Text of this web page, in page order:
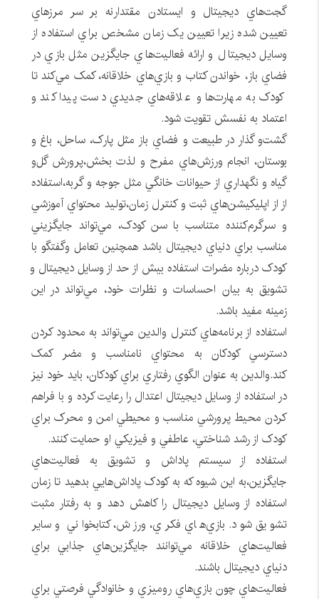
گجت‌هاي ديجيتال و ايستادن مقتدارنه بر سر مرزهاي
تعيين شده زيرا تعيين يک زمان مشخص براي استفاده از
وسايل ديجيتال و ارائه فعاليت‌هاي جايگزين مثل بازي در
فضاي باز، خواندن کتاب و بازي‌هاي خلاقانه، کمک مي‌کند تا
کودک به مهارت‌ها و علاقه‌هاي جديدي دست پيدا کند و
اعتماد به نفسش تقويت شود.
گشت‌و گذار در طبيعت و فضاي باز مثل پارک، ساحل، باغ و
بوستان، انجام ورزش‌هاي مفرح و لذت بخش،پرورش گل‌و
گياه و نگهداري از حيوانات خانگي مثل جوجه و گربه،استفاده
از از اپليکيشن‌هاي ثبت و کنترل زمان،توليد محتواي آموزشي
و سرگرم‌کننده متناسب با سن کودک، مي‌تواند جايگزيني
مناسب براي دنياي ديجيتال باشد همچنین تعامل وگفتگو با
کودک درباره مضرات استفاده بيش از حد از وسايل ديجيتال و
تشويق به بيان احساسات و نظرات خود، مي‌تواند در اين
زمينه مفيد باشد.
استفاده از برنامه‌هاي کنترل والدين مي‌تواند به محدود کردن
دسترسي کودکان به محتواي نامناسب و مضر کمک
کند.والدين به عنوان الگوي رفتاري براي کودکان، بايد خود نيز
در استفاده از وسايل ديجيتال اعتدال را رعايت کرده و با فراهم
کردن محيط پرورشي مناسب و محيطي امن و محرک براي
کودک از رشد شناختي، عاطفي و فيزيکي او حمايت کنند.
استفاده از سيستم پاداش و تشويق به فعاليت‌هاي
جايگزين،به اين شيوه که به کودک پاداش‌هايي بدهيد تا زمان
استفاده از وسايل ديجيتال را کاهش دهد و به رفتار مثبت
تشويق شود. بازي‌هاي فکري، ورزش، کتابخواني و ساير
فعاليت‌هاي خلاقانه مي‌توانند جايگزين‌هاي جذابي براي
دنياي ديجيتال باشند.
فعاليت‌هاي چون بازي‌هاي روميزي و خانوادگي فرصتي براي